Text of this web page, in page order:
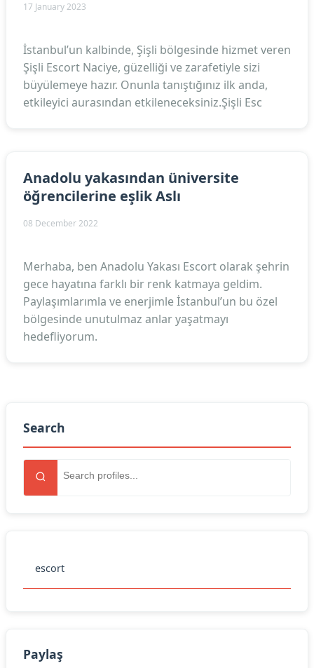
Search
escort
Paylaş
17 January 2023
İstanbul’un kalbinde, Şişli bölgesinde hizmet veren
Şişli Escort Naciye, güzelliği ve zarafetiyle sizi
büyülemeye hazır. Onunla tanıştığınız ilk anda,
etkileyici aurasından etkileneceksiniz.Şişli Esc
Anadolu yakasından üniversite
öğrencilerine eşlik Aslı
08 December 2022
Merhaba, ben Anadolu Yakası Escort olarak şehrin
gece hayatına farklı bir renk katmaya geldim.
Paylaşımlarımla ve enerjimle İstanbul’un bu özel
bölgesinde unutulmaz anlar yaşatmayı
hedefliyorum.